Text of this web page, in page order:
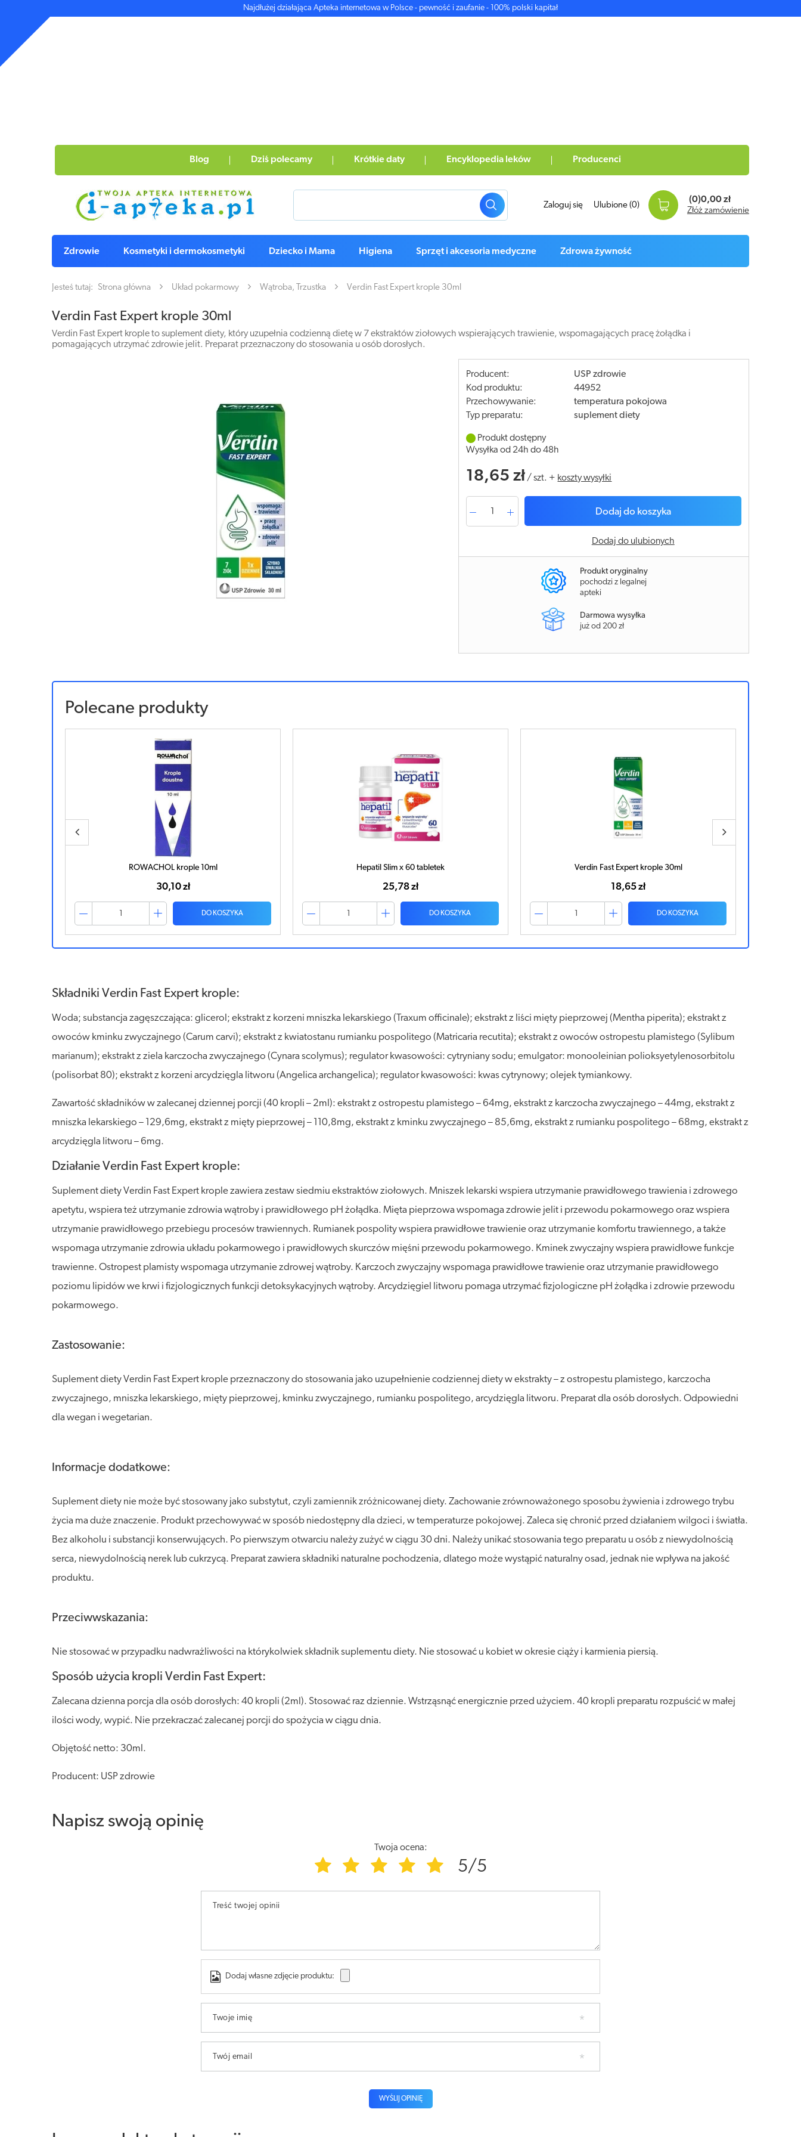
Najdłużej działająca Apteka internetowa w Polsce - pewność i zaufanie - 100% polski kapitał
Blog Dziś polecamy Krótkie daty Encyklopedia leków Producenci
Zaloguj się Ulubione (0)
(0)0,00 zł
Złóż zamówienie
Zdrowie Kosmetyki i dermokosmetyki Dziecko i Mama Higiena Sprzęt i akcesoria medyczne Zdrowa żywność
Jesteś tutaj: Strona główna Układ pokarmowy Wątroba, Trzustka Verdin Fast Expert krople 30ml
Verdin Fast Expert krople 30ml
Verdin Fast Expert krople to suplement diety, który uzupełnia codzienną dietę w 7 ekstraktów ziołowych wspierających trawienie, wspomagających pracę żołądka i
pomagających utrzymać zdrowie jelit. Preparat przeznaczony do stosowania u osób dorosłych.
Producent:
USP zdrowie
Kod produktu:
44952
Przechowywanie:
temperatura pokojowa
Typ preparatu:
suplement diety
Produkt dostępny
Wysyłka od 24h do 48h
18,65 zł /szt. + koszty wysyłki
Dodaj do koszyka
Dodaj do ulubionych
Produkt oryginalny
pochodzi z legalnej
apteki
Darmowa wysyłka
już od 200 zł
Polecane produkty
Hepatil Slim x 60 tabletek
25,78 zł
DO KOSZYKA
Verdin Fast Expert krople 30ml
18,65 zł
DO KOSZYKA
Verdin Complexx krople trawienne 40ml
13,59 zł
DO KOSZYKA
Składniki Verdin Fast Expert krople:
Woda; substancja zagęszczająca: glicerol; ekstrakt z korzeni mniszka lekarskiego (Traxum officinale); ekstrakt z liści mięty pieprzowej (Mentha piperita); ekstrakt z
owoców kminku zwyczajnego (Carum carvi); ekstrakt z kwiatostanu rumianku pospolitego (Matricaria recutita); ekstrakt z owoców ostropestu plamistego (Sylibum
marianum); ekstrakt z ziela karczocha zwyczajnego (Cynara scolymus); regulator kwasowości: cytryniany sodu; emulgator: monooleinian polioksyetylenosorbitolu
(polisorbat 80); ekstrakt z korzeni arcydzięgla litworu (Angelica archangelica); regulator kwasowości: kwas cytrynowy; olejek tymiankowy.
Zawartość składników w zalecanej dziennej porcji (40 kropli – 2ml): ekstrakt z ostropestu plamistego – 64mg, ekstrakt z karczocha zwyczajnego – 44mg, ekstrakt z
mniszka lekarskiego – 129,6mg, ekstrakt z mięty pieprzowej – 110,8mg, ekstrakt z kminku zwyczajnego – 85,6mg, ekstrakt z rumianku pospolitego – 68mg, ekstrakt z
arcydzięgla litworu – 6mg.
Działanie Verdin Fast Expert krople:
Suplement diety Verdin Fast Expert krople zawiera zestaw siedmiu ekstraktów ziołowych. Mniszek lekarski wspiera utrzymanie prawidłowego trawienia i zdrowego
apetytu, wspiera też utrzymanie zdrowia wątroby i prawidłowego pH żołądka. Mięta pieprzowa wspomaga zdrowie jelit i przewodu pokarmowego oraz wspiera
utrzymanie prawidłowego przebiegu procesów trawiennych. Rumianek pospolity wspiera prawidłowe trawienie oraz utrzymanie komfortu trawiennego, a także
wspomaga utrzymanie zdrowia układu pokarmowego i prawidłowych skurczów mięśni przewodu pokarmowego. Kminek zwyczajny wspiera prawidłowe funkcje
trawienne. Ostropest plamisty wspomaga utrzymanie zdrowej wątroby. Karczoch zwyczajny wspomaga prawidłowe trawienie oraz utrzymanie prawidłowego
poziomu lipidów we krwi i fizjologicznych funkcji detoksykacyjnych wątroby. Arcydzięgiel litworu pomaga utrzymać fizjologiczne pH żołądka i zdrowie przewodu
pokarmowego.
Zastosowanie:
Suplement diety Verdin Fast Expert krople przeznaczony do stosowania jako uzupełnienie codziennej diety w ekstrakty – z ostropestu plamistego, karczocha
zwyczajnego, mniszka lekarskiego, mięty pieprzowej, kminku zwyczajnego, rumianku pospolitego, arcydzięgla litworu. Preparat dla osób dorosłych. Odpowiedni
dla wegan i wegetarian.
Informacje dodatkowe:
Suplement diety nie może być stosowany jako substytut, czyli zamiennik zróżnicowanej diety. Zachowanie zrównoważonego sposobu żywienia i zdrowego trybu
życia ma duże znaczenie. Produkt przechowywać w sposób niedostępny dla dzieci, w temperaturze pokojowej. Zaleca się chronić przed działaniem wilgoci i światła.
Bez alkoholu i substancji konserwujących. Po pierwszym otwarciu należy zużyć w ciągu 30 dni. Należy unikać stosowania tego preparatu u osób z niewydolnością
serca, niewydolnością nerek lub cukrzycą. Preparat zawiera składniki naturalne pochodzenia, dlatego może wystąpić naturalny osad, jednak nie wpływa na jakość
produktu.
Przeciwwskazania:
Nie stosować w przypadku nadwrażliwości na którykolwiek składnik suplementu diety. Nie stosować u kobiet w okresie ciąży i karmienia piersią.
Sposób użycia kropli Verdin Fast Expert:
Zalecana dzienna porcja dla osób dorosłych: 40 kropli (2ml). Stosować raz dziennie. Wstrząsnąć energicznie przed użyciem. 40 kropli preparatu rozpuścić w małej
ilości wody, wypić. Nie przekraczać zalecanej porcji do spożycia w ciągu dnia.
Objętość netto: 30ml.
Producent: USP zdrowie
Napisz swoją opinię
Twoja ocena:
5/5
Treść twojej opinii
Dodaj własne zdjęcie produktu:
Twoje imię
Twój email
WYŚLIJ OPINIĘ